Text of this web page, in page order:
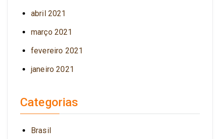
abril 2021
março 2021
fevereiro 2021
janeiro 2021
Categorias
Brasil